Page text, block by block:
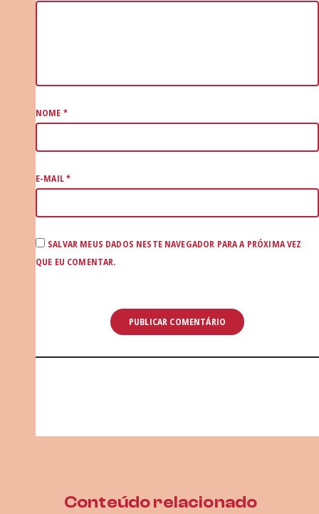
NOME *
E-MAIL*
SALVAR MEUS DADOS NESTE NAVEGADOR PARA A PRÓXIMA VEZ
QUE EU COMENTAR.
Conteúdo relacionado